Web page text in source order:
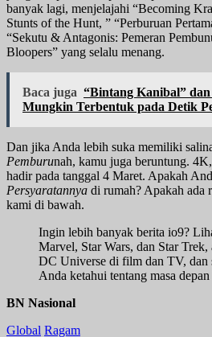
banyak lagi, menjelajahi “Becoming
Stunts of the Hunt, ” “Perburuan
“Sekutu & Antagonis: Pemeran
Bloopers” yang selalu menang.
Baca juga “Bintang Kanibal”
Mungkin Terbentuk pada Detik
Dan jika Anda lebih suka memiliki
Pemburunah, kamu juga beruntung.
hadir pada tanggal 4 Maret. Apakah
Persyaratannya di rumah? Apakah ada
kami di bawah.
Ingin lebih banyak berita io9?
Marvel, Star Wars, dan Star
DC Universe di film dan TV, dan
Anda ketahui tentang masa
BN Nasional
Global Ragam